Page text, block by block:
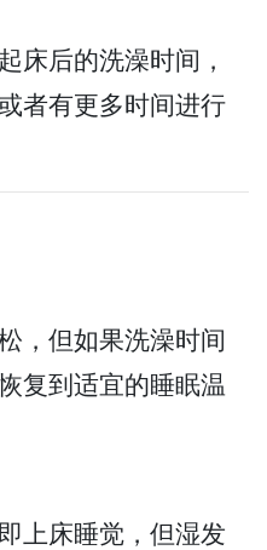
床后的洗澡时间，
者有更多时间进行
，但如果洗澡时间
复到适宜的睡眠温
上床睡觉，但湿发